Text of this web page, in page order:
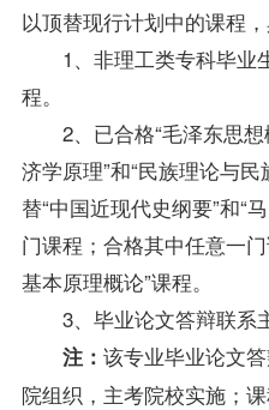
以顶替现行计划中的课程
1、非理工类专科毕业
程。
2、已合格“毛泽东思想
济学原理”和“民族理论与民
替“中国近现代史纲要”和“
门课程；合格其中任意一
基本原理概论”课程。
3、毕业论文答辩联系主
注： 该专业毕业论文
院组织，主考院校实施；